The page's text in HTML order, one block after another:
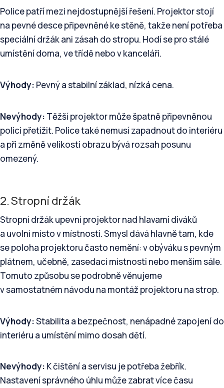
Police patří mezi nejdostupnější řešení. Projektor stojí
na pevné desce připevněné ke stěně, takže není potřeba
speciální držák ani zásah do stropu. Hodí se pro stálé
umístění doma, ve třídě nebo v kanceláři.
Výhody: Pevný a stabilní základ, nízká cena.
Nevýhody: Těžší projektor může špatně připevněnou
polici přetížit. Police také nemusí zapadnout do interiéru
a při změně velikosti obrazu bývá rozsah posunu
omezený.
2. Stropní držák
Stropní držák upevní projektor nad hlavami diváků
a uvolní místo v místnosti. Smysl dává hlavně tam, kde
se poloha projektoru často nemění: v obýváku s pevným
plátnem, učebně, zasedací místnosti nebo menším sále.
Tomuto způsobu se podrobně věnujeme
v samostatném návodu na montáž projektoru na strop.
Výhody:Stabilita a bezpečnost, nenápadné zapojení do
interiéru a umístění mimo dosah dětí.
Nevýhody: K čištění a servisu je potřeba žebřík.
Nastavení správného úhlu může zabrat více času